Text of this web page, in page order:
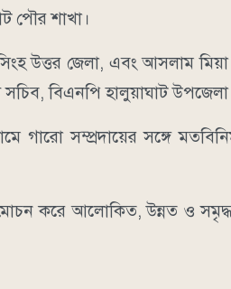
পৌর শাখা।
উত্তর জেলা, এবং আসলাম
বিএনপি হালুয়াঘাট
গারো সম্প্রদায়ের সঙ্গে
করে আলোকিত, উন্নত ও